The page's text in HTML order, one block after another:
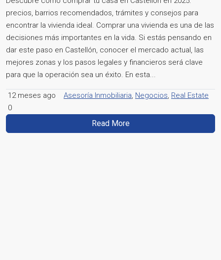
precios, barrios recomendados, trámites y consejos para
encontrar la vivienda ideal. Comprar una vivienda es una de las
decisiones más importantes en la vida. Si estás pensando en
dar este paso en Castellón, conocer el mercado actual, las
mejores zonas y los pasos legales y financieros será clave
para que la operación sea un éxito. En esta...
12 meses ago Asesoría Inmobiliaria, Negocios, Real Estate
0
Read More